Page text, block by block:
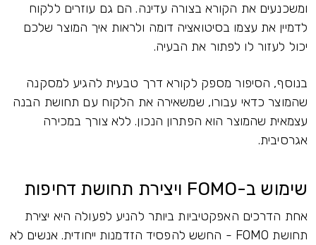
ומשכנעים את הקורא בצורה עדינה. הם גם עוזרים ללקוח
לדמיין את עצמו בסיטואציה דומה ולראות איך המוצר שלכם
יכול לעזור לו לפתור את הבעיה.
בנוסף, הסיפור מספק לקורא דרך טבעית להגיע למסקנה
שהמוצר כדאי עבורו, שמשאירה את הלקוח עם תחושת הבנה
עצמאית שהמוצר הוא הפתרון הנכון. ללא צורך במכירה
אגרסיבית.
שימוש ב-FOMO ויצירת תחושת דחיפות
אחת הדרכים האפקטיביות ביותר להניע לפעולה היא יצירת
תחושת FOMO - החשש להפסיד הזדמנות ייחודית. אנשים לא